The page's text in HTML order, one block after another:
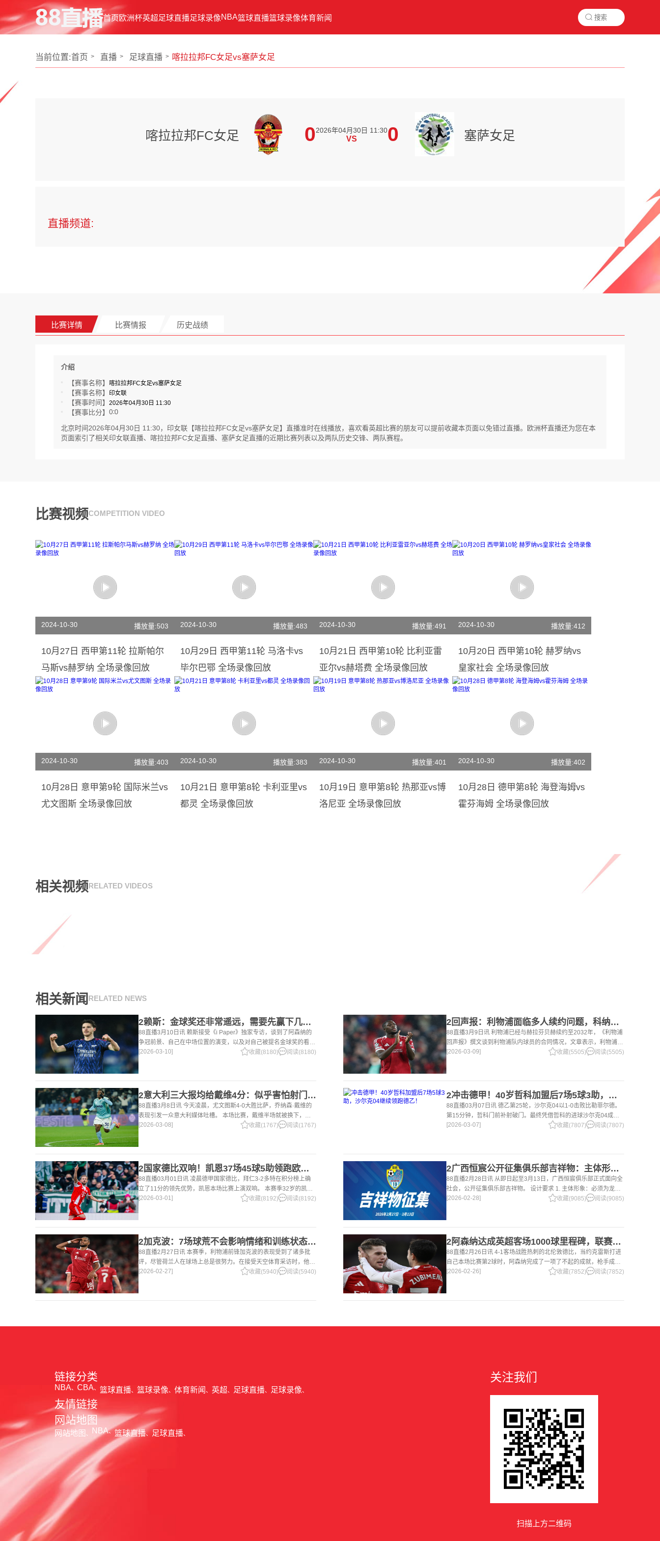
首页欧洲杯英超足球直播足球录像NBA篮球直播篮球录像体育新闻 
当前位置:首页 直播 足球直播 喀拉拉邦FC女足vs塞萨女足
喀拉拉邦FC女足 02026年04月30日 11:30
VS 0 塞萨女足
直播频道:
比赛详情 比赛情报 历史战绩
介绍
【赛事名称】
喀拉拉邦FC女足vs塞萨女足
【赛事名称】 印女联
【赛事时间】 2026年04月30日 11:30
【赛事比分】 0:0
北京时间2026年04月30日 11:30，印女联【喀拉拉邦FC女足vs塞萨女足】直播准时在线播放，喜欢看英超比赛的朋友可以提前收藏本页面以免错过直播。欧洲杯直播还为您在本
页面索引了相关印女联直播、喀拉拉邦FC女足直播、塞萨女足直播的近期比赛列表以及两队历史交锋、两队赛程。
比赛视频COMPETITION VIDEO
2024-10-30 播放量:503
10月27日 西甲第11轮 拉斯帕尔
马斯vs赫罗纳 全场录像回放
2024-10-30 播放量:483
10月29日 西甲第11轮 马洛卡vs
毕尔巴鄂 全场录像回放
2024-10-30 播放量:491
10月21日 西甲第10轮 比利亚雷
亚尔vs赫塔费 全场录像回放
2024-10-30 播放量:412
10月20日 西甲第10轮 赫罗纳vs
皇家社会 全场录像回放
2024-10-30 播放量:403
10月28日 意甲第9轮 国际米兰vs
尤文图斯 全场录像回放
2024-10-30 播放量:383
10月21日 意甲第8轮 卡利亚里vs
都灵 全场录像回放
2024-10-30 播放量:401
10月19日 意甲第8轮 热那亚vs博
洛尼亚 全场录像回放
2024-10-30 播放量:402
10月28日 德甲第8轮 海登海姆vs
霍芬海姆 全场录像回放
相关视频RELATED VIDEOS
相关新闻 RELATED NEWS
2赖斯：金球奖还非常遥远，需要先赢下几个奖杯，专注当下好好踢球
88直播3月10日讯 赖斯接受《i Paper》独家专访，谈到了阿森纳的
争冠前景、自己在中场位置的演变，以及对自己被提名金球奖的看
法。 任意球 赖斯：“我们有一项非常擅长的技能——这背后付出了巨
[2026-03-10] 收藏(8180) 阅读(8180)
2回声报：利物浦面临多人续约问题，科纳特、罗伯逊合同今夏到期
88直播3月9日讯 利物浦已经与赫拉芬贝赫续约至2032年，《利物浦
回声报》撰文谈到利物浦队内球员的合同情况，文章表示，利物浦多
位球员面临合同问题。 对于利物浦来说，科纳特的合同将在本赛季
[2026-03-09] 收藏(5505) 阅读(5505)
2意大利三大报均给戴维4分：似乎害怕射门，每次触球球迷都叹息
88直播3月8日讯 今天凌晨，尤文图斯4-0大胜比萨，乔纳森·戴维的
表现引发一众意大利媒体吐槽。 本场比赛，戴维半场就被换下，赛
后，《米兰体育报》、《罗马体育报》和《都灵体育报》三大报都给
[2026-03-08] 收藏(1767) 阅读(1767)
2冲击德甲！40岁哲科加盟后7场5球3助，沙尔克04继续领跑德乙！
88直播03月07日讯 德乙第25轮，沙尔克04以1-0击败比勒菲尔德。
第15分钟，哲科门前补射破门。最终凭借哲科的进球沙尔克04成功
拿到3分，继续领跑德乙。 哲科还有10天将迎来自己40岁生日，在
[2026-03-07] 收藏(7807) 阅读(7807)
2国家德比双响！凯恩37场45球5助领跑欧洲金靴，32岁保持赛季全勤
88直播03月01日讯 凌晨德甲国家德比，拜仁3-2多特在积分榜上确
立了11分的领先优势，凯恩本场比赛上演双响。 本赛季32岁的凯恩
仍然保持着超高的效率，在到目前为止保持全勤，出战37场比赛，狂
[2026-03-01] 收藏(8192) 阅读(8192)
2广西恒宸公开征集俱乐部吉祥物：主体形象必须为龙
88直播2月28日讯 从即日起至3月13日，广西恒宸俱乐部正式面向全
社会，公开征集俱乐部吉祥物。 设计要求 1. 主体形象：必须为龙。
龙，是中华民族的精神图腾，象征着力量、进取与好运。在广西，这
[2026-02-28] 收藏(9085) 阅读(9085)
2加克波：7场球荒不会影响情绪和训练状态 利物浦如今已不容有失
88直播2月27日讯 本赛季，利物浦前锋加克波的表现受到了诸多批
评，尽管荷兰人在球场上总是很努力。在接受天空体育采访时，他谈
论了诸多话题。 关于球队对赛季目前情况的看法 这是一个很好的问
[2026-02-27] 收藏(5940) 阅读(5940)
2阿森纳达成英超客场1000球里程碑，联赛历史仅次于曼联的1063球
88直播2月26日讯 4-1客场战胜热刺的北伦敦德比，当约克雷斯打进
自己本场比赛第2球时，阿森纳完成了一项了不起的成就，枪手成为
英超历史第2支在客场打进1000球的球队，仅次于曼联的1063球。
[2026-02-26] 收藏(7852) 阅读(7852)
链接分类
NBA CBA 篮球直播 篮球录像 体育新闻 英超 足球直播 足球录像
友情链接
网站地图
网站地图 NBA 篮球直播 足球直播
关注我们
扫描上方二维码